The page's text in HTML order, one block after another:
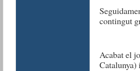
contingut
Acabat el
Catalunya)